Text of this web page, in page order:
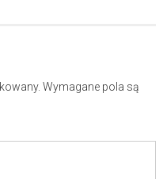
Wymagane pola są